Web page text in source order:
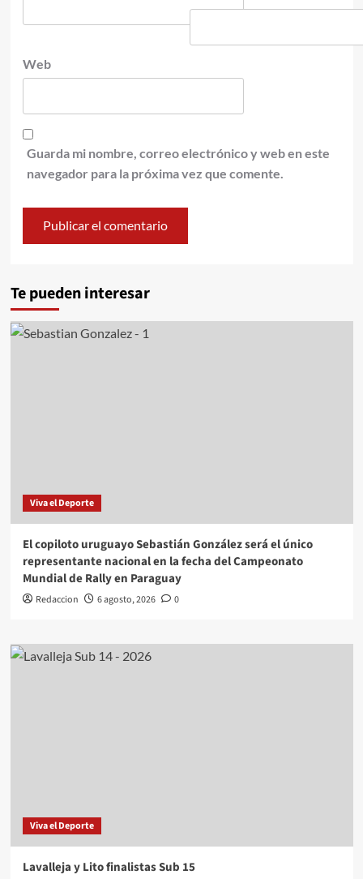
Web
Guarda mi nombre, correo electrónico y web en este
navegador para la próxima vez que comente.
Te pueden interesar
Viva el Deporte
El copiloto uruguayo Sebastián González será el único
representante nacional en la fecha del Campeonato
Mundial de Rally en Paraguay
Redaccion 6 agosto, 2026 0
Viva el Deporte
Lavalleja y Lito finalistas Sub 15